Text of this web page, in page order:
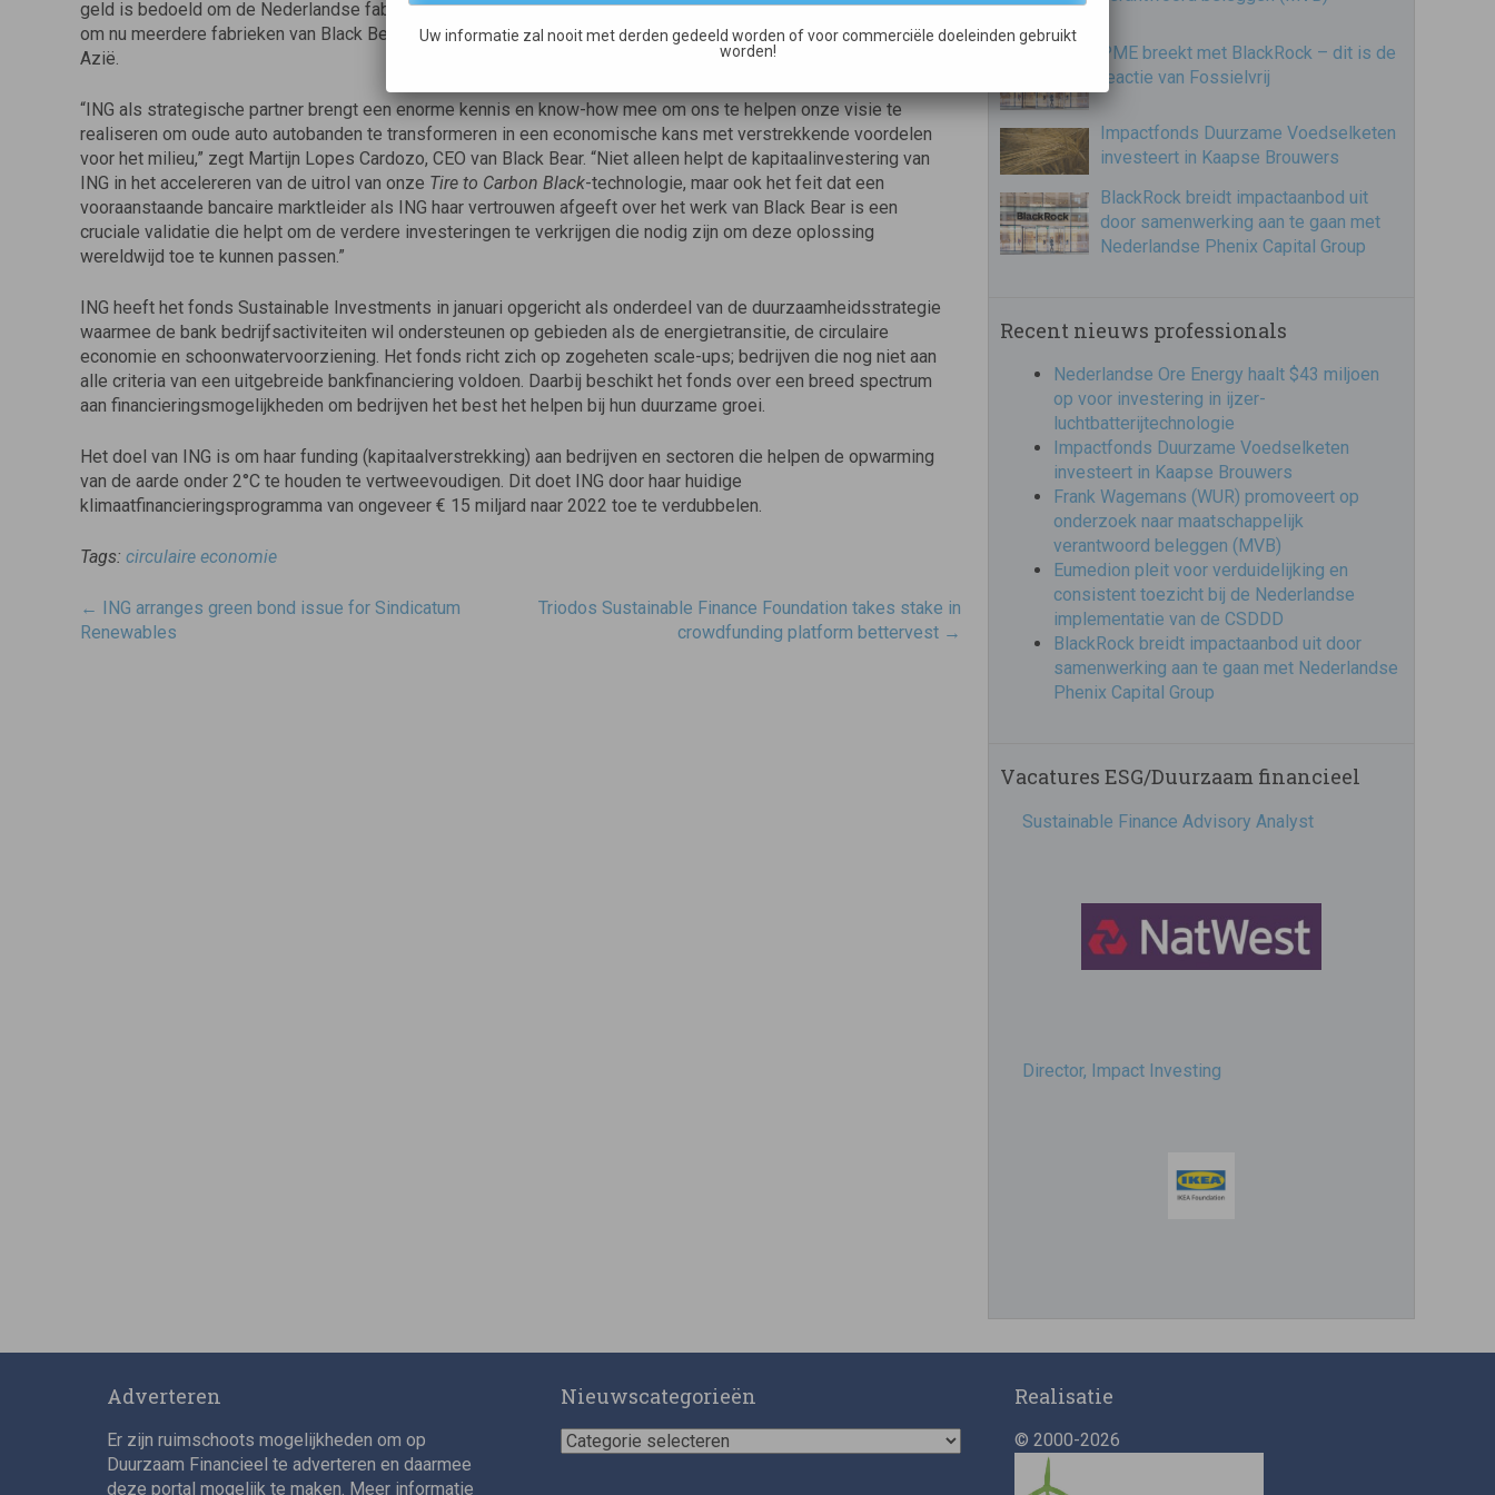
geld is bedoeld om de Nederlandse fabriek verder te verbeteren en voor het ondersteunen van de groeistrategie
om nu meerdere fabrieken van Black Bear te openen in het buitenland, onder meer in Duitsland, het VK, de VS en
Azië.
“ING als strategische partner brengt een enorme kennis en know-how mee om ons te helpen onze visie te
realiseren om oude auto autobanden te transformeren in een economische kans met verstrekkende voordelen
voor het milieu,” zegt Martijn Lopes Cardozo, CEO van Black Bear. “Niet alleen helpt de kapitaalinvestering van
ING in het accelereren van de uitrol van onze Tire to Carbon Black-technologie, maar ook het feit dat een
vooraanstaande bancaire marktleider als ING haar vertrouwen afgeeft over het werk van Black Bear is een
cruciale validatie die helpt om de verdere investeringen te verkrijgen die nodig zijn om deze oplossing
wereldwijd toe te kunnen passen.”
ING heeft het fonds Sustainable Investments in januari opgericht als onderdeel van de duurzaamheidsstrategie
waarmee de bank bedrijfsactiviteiten wil ondersteunen op gebieden als de energietransitie, de circulaire
economie en schoonwatervoorziening. Het fonds richt zich op zogeheten scale-ups; bedrijven die nog niet aan
alle criteria van een uitgebreide bankfinanciering voldoen. Daarbij beschikt het fonds over een breed spectrum
aan financieringsmogelijkheden om bedrijven het best het helpen bij hun duurzame groei.
Het doel van ING is om haar funding (kapitaalverstrekking) aan bedrijven en sectoren die helpen de opwarming
van de aarde onder 2°C te houden te vertweevoudigen. Dit doet ING door haar huidige
klimaatfinancieringsprogramma van ongeveer € 15 miljard naar 2022 toe te verdubbelen.
Tags: circulaire economie
Post
navigatie
← ING arranges green bond issue for Sindicatum
Renewables
Triodos Sustainable Finance Foundation takes stake in
crowdfunding platform bettervest →
PME breekt met BlackRock – dit is de
reactie van Fossielvrij
Impactfonds Duurzame Voedselketen
investeert in Kaapse Brouwers
BlackRock breidt impactaanbod uit
door samenwerking aan te gaan met
Nederlandse Phenix Capital Group
Recent nieuws professionals
Nederlandse Ore Energy haalt $43 miljoen
op voor investering in ijzer-
luchtbatterijtechnologie
Impactfonds Duurzame Voedselketen
investeert in Kaapse Brouwers
Frank Wagemans (WUR) promoveert op
onderzoek naar maatschappelijk
verantwoord beleggen (MVB)
Eumedion pleit voor verduidelijking en
consistent toezicht bij de Nederlandse
implementatie van de CSDDD
BlackRock breidt impactaanbod uit door
samenwerking aan te gaan met Nederlandse
Phenix Capital Group
Vacatures ESG/Duurzaam financieel
Sustainable Finance Advisory Analyst
Director, Impact Investing
Impact consultant (manager)
Adverteren
Er zijn ruimschoots mogelijkheden om op
Duurzaam Financieel te adverteren en daarmee
deze portal mogelijk te maken. Meer informatie
Nieuwscategorieën
Nieuwscategorieën
Realisatie
© 2000-2026
Uw informatie zal nooit met derden gedeeld worden of voor commerciële doeleinden gebruikt
worden!